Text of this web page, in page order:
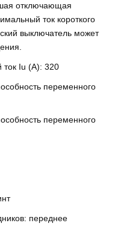
отключающая
ток короткого
выключатель может
Iu (А): 320
переменного
переменного
переднее